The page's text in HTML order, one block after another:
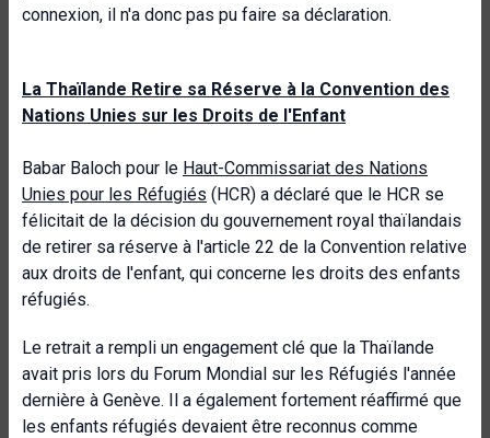
connexion, il n'a donc pas pu faire sa déclaration.
La Thaïlande Retire sa Réserve à la Convention des
Nations Unies sur les Droits de l'Enfant
Babar Baloch pour le Haut-Commissariat des Nations
Unies pour les Réfugiés (HCR) a déclaré que le HCR se
félicitait de la décision du gouvernement royal thaïlandais
de retirer sa réserve à l'article 22 de la Convention relative
aux droits de l'enfant, qui concerne les droits des enfants
réfugiés.
Le retrait a rempli un engagement clé que la Thaïlande
avait pris lors du Forum Mondial sur les Réfugiés l'année
dernière à Genève. Il a également fortement réaffirmé que
les enfants réfugiés devaient être reconnus comme